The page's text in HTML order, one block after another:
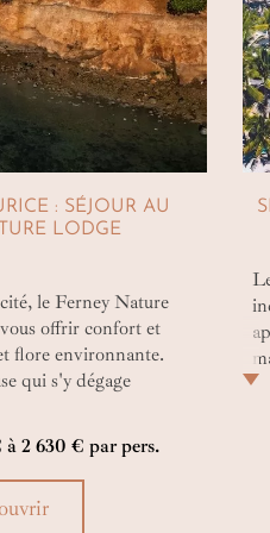
: SÉJOUR AU
LODGE
le Ferney Nature
offrir confort et
flore environnante.
qui s'y dégage
sein des charmants
enchantée, entre
et immersion au cœur
le souffle. Ici, le
que vous puissiez vous
2 630 € par pers.